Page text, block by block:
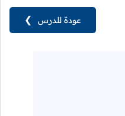
عودة للدرس ❯